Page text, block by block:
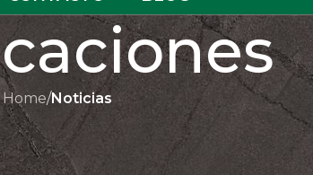
Home/Noticias
unidad, memoria y